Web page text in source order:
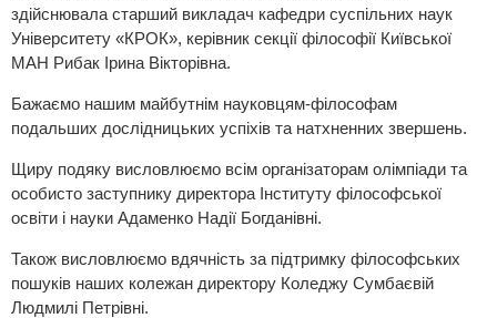
здійснювала старший викладач кафедри суспільних наук
Університету «КРОК», керівник секції філософії Київської
МАН Рибак Ірина Вікторівна.
Бажаємо нашим майбутнім науковцям-філософам
подальших дослідницьких успіхів та натхненних звершень.
Щиру подяку висловлюємо всім організаторам олімпіади та
особисто заступнику директора Інституту філософської
освіти і науки Адаменко Надії Богданівні.
Також висловлюємо вдячність за підтримку філософських
пошуків наших колежан директору Коледжу Сумбаєвій
Людмилі Петрівні.